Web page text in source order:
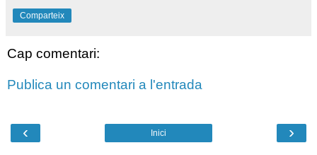
Comparteix
Cap comentari:
Publica un comentari a l'entrada
‹ ›
Inici